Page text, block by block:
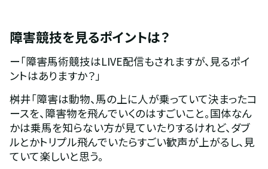
障害競技を見るポイントは？
ー「障害馬術競技はLIVE配信もされますが、見るポイ
ントはありますか？」
桝井「障害は動物、馬の上に人が乗っていて決まったコ
ースを、障害物を飛んでいくのはすごいこと。国体なん
かは乗馬を知らない方が見ていたりするけれど、ダブ
ルとかトリプル飛んでいたらすごい歓声が上がるし、見
ていて楽しいと思う。